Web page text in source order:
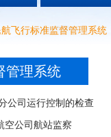
航飞行标准监督管理系统
管理系统
公司运行控制的检查
空公司航站监察